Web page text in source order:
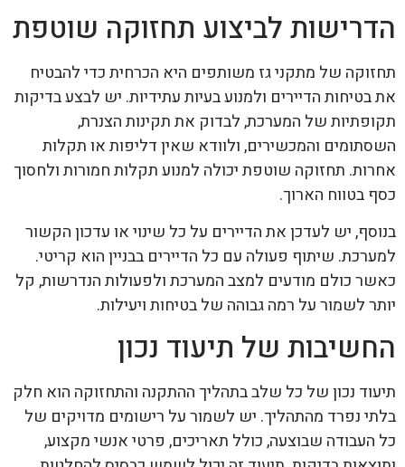
הדרישות לביצוע תחזוקה שוטפת
תחזוקה של מתקני גז משותפים היא הכרחית כדי להבטיח
את בטיחות הדיירים ולמנוע בעיות עתידיות. יש לבצע בדיקות
תקופתיות של המערכת, לבדוק את תקינות הצנרת,
השסתומים והמכשירים, ולוודא שאין דליפות או תקלות
אחרות. תחזוקה שוטפת יכולה למנוע תקלות חמורות ולחסוך
כסף בטווח הארוך.
בנוסף, יש לעדכן את הדיירים על כל שינוי או עדכון הקשור
למערכת. שיתוף פעולה עם כל הדיירים בבניין הוא קריטי.
כאשר כולם מודעים למצב המערכת ולפעולות הנדרשות, קל
יותר לשמור על רמה גבוהה של בטיחות ויעילות.
החשיבות של תיעוד נכון
תיעוד נכון של כל שלב בתהליך ההתקנה והתחזוקה הוא חלק
בלתי נפרד מהתהליך. יש לשמור על רישומים מדויקים של
כל העבודה שבוצעה, כולל תאריכים, פרטי אנשי מקצוע,